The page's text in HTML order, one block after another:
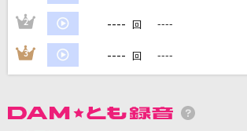
カラオケ最新情報をチェック！
2 ---- 回 ----
3 ---- 回 ----